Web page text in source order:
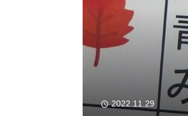
2022.11.29